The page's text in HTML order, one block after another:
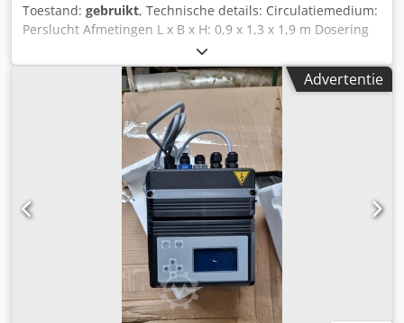
Toestand: gebruikt, Technische details: Circulatiemedium:
Perslucht Afmetingen L x B x H: 0,9 x 1,3 x 1,9 m Dosering
kunststofgranulaat Constructie van plaatstaal met hoekige
stalen basis Externe werking Opslagcontainer: -afmetingen
L: 1250 x B: 670 x H: 680mm -Inhoud ca. 400 liter -
Granulaat toevoer aansluiting 1x blindstop en 1x pijp
300/400MM; vullen via 2x aansluiting duim boven plafond -
Afvoer: Bediening via aansluiting straalmiddeldoseerkraan
(1x open+1x dicht) en persluchtaansluiting 1 1/2" x 450mm
Djdpfsu Nu Sfjx Adrewa Doseercontainer: -2 tankafmeting
Ø 300 x 560mm -uitlaat 1x1 1/4" en 1x1 " -uitgerust met 1x
vulstandmeter per stuk -luchtaansluiting 2" -
Waterafscheider model F602G10WJ/N, druk max. 17 bar /
250 PSI; temperatuur max. 65°C / 150°F De
componenten/assemblages zijn te koop zoals beschreven
tegen de verkoopprijs. *
Advertentie